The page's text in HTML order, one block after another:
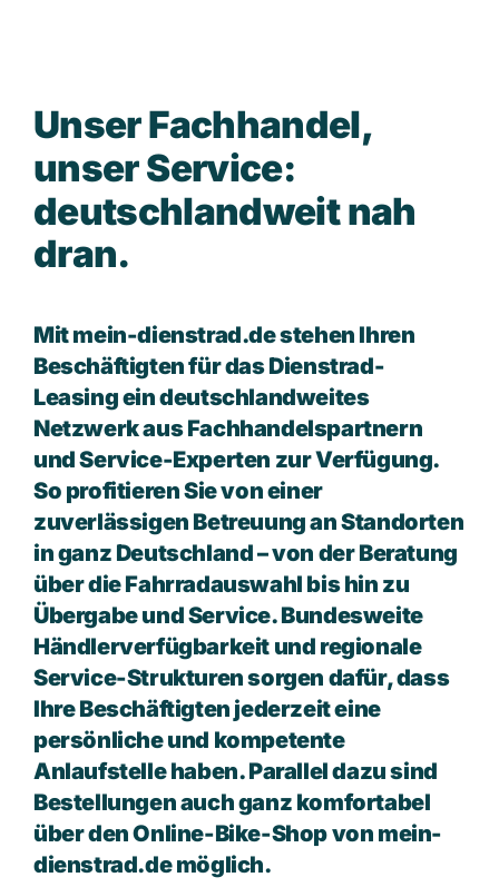
UnserFachhandel,
unserService:
deutschlandweitnah
dran.
Mit mein-dienstrad.de stehen Ihren
Beschäftigten für das Dienstrad-
Leasing ein deutschlandweites
Netzwerk aus Fachhandelspartnern
und Service-Experten zur Verfügung.
So profitieren Sie von einer
zuverlässigen Betreuung an Standorten
in ganz Deutschland – von der Beratung
über die Fahrradauswahl bis hin zu
Übergabe und Service. Bundesweite
Händlerverfügbarkeit und regionale
Service-Strukturen sorgen dafür, dass
Ihre Beschäftigten jederzeit eine
persönliche und kompetente
Anlaufstelle haben. Parallel dazu sind
Bestellungen auch ganz komfortabel
über den Online-Bike-Shop von mein-
dienstrad.de möglich.